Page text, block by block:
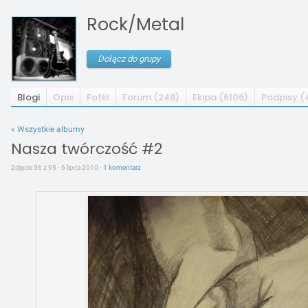
Rock/Metal
Dołącz do grupy
Blogi Opis Fotki Forum (248) Ekipa (6106) Podpisy
« Wszystkie albumy
Nasza twórczość #2
Zdjęcie 56 z 95 · 6 lipca 2010 · 1 komentarz